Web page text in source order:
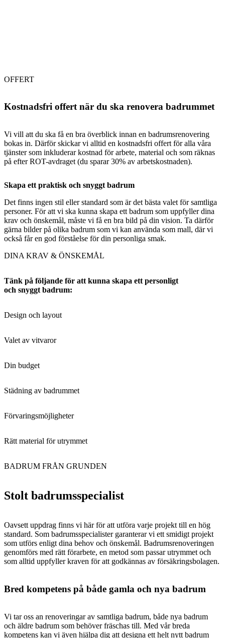
Kostnadsfri offert när du ska renovera badrummet
Vi vill att du ska få en bra överblick innan en badrumsrenovering
bokas in. Därför skickar vi alltid en kostnadsfri offert för alla våra
tjänster som inkluderar kostnad för arbete, material och som räknas
på efter ROT-avdraget (du sparar 30% av arbetskostnaden).
OFFERT
Skapa ett praktisk och snyggt badrum
Det finns ingen stil eller standard som är det bästa valet för samtliga
personer. För att vi ska kunna skapa ett badrum som uppfyller dina
krav och önskemål, måste vi få en bra bild på din vision. Ta därför
gärna bilder på olika badrum som vi kan använda som mall, där vi
också får en god förståelse för din personliga smak.
DINA KRAV & ÖNSKEMÅL
Tänk på följande för att kunna skapa ett personligt
och snyggt badrum:
Design och layout
Valet av vitvaror
Din budget
Städning av badrummet
Förvaringsmöjligheter
Rätt material för utrymmet
Stolt badrumsspecialist
Oavsett uppdrag finns vi här för att utföra varje projekt till en hög
standard. Som badrumsspecialister garanterar vi ett smidigt projekt
som utförs enligt dina behov och önskemål. Badrumsrenoveringen
genomförs med rätt förarbete, en metod som passar utrymmet och
som alltid uppfyller kraven för att godkännas av försäkringsbolagen.
BADRUM FRÅN GRUNDEN
Bred kompetens på både gamla och nya badrum
Vi tar oss an renoveringar av samtliga badrum, både nya badrum
och äldre badrum som behöver fräschas till. Med vår breda
kompetens kan vi även hjälpa dig att designa ett helt nytt badrum